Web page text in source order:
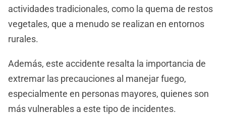
actividades tradicionales, como la quema de restos
vegetales, que a menudo se realizan en entornos
rurales.
Además, este accidente resalta la importancia de
extremar las precauciones al manejar fuego,
especialmente en personas mayores, quienes son
más vulnerables a este tipo de incidentes.